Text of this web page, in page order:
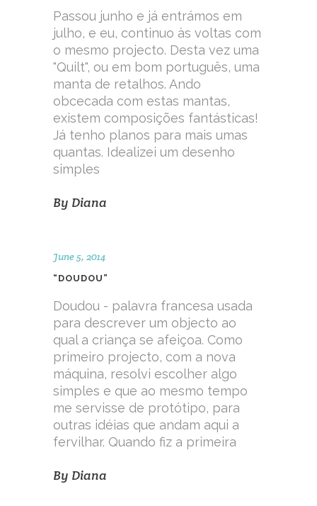
Passou junho e já entrámos em
julho, e eu, continuo às voltas com
o mesmo projecto. Desta vez uma
"Quilt", ou em bom português, uma
manta de retalhos. Ando
obcecada com estas mantas,
existem composições fantásticas!
Já tenho planos para mais umas
quantas. Idealizei um desenho
simples
By Diana
June 5, 2014
“DOUDOU”
Doudou - palavra francesa usada
para descrever um objecto ao
qual a criança se afeiçoa. Como
primeiro projecto, com a nova
máquina, resolvi escolher algo
simples e que ao mesmo tempo
me servisse de protótipo, para
outras idéias que andam aqui a
fervilhar. Quando fiz a primeira
By Diana